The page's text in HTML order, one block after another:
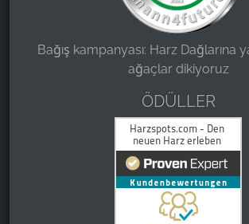
Bağış kampanyası: Harz Dağlarına
ağaçlar dikiyoruz
ÖDÜLLER